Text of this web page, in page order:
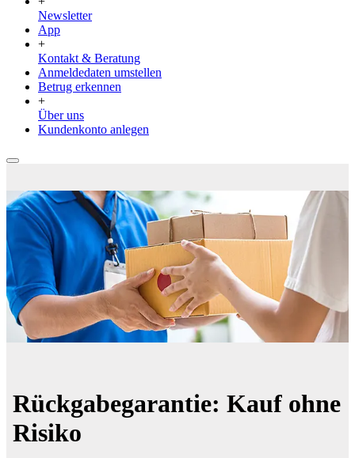
Newsletter
App
+
Kontakt & Beratung
Anmeldedaten umstellen
Betrug erkennen
+
Über uns
Kundenkonto anlegen
Rückgabegarantie: Kauf ohne
Risiko